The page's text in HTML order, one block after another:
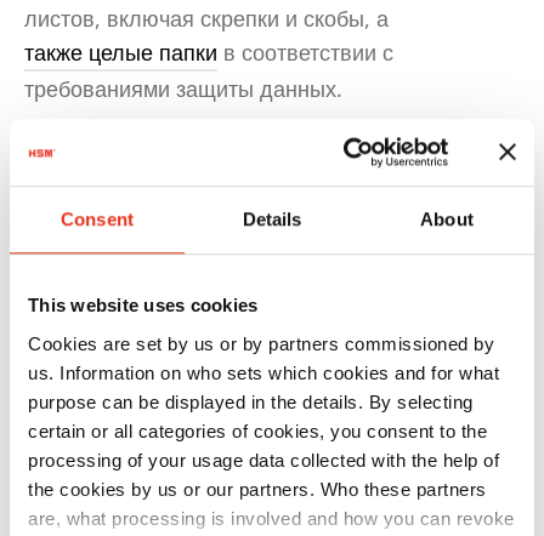
Consent Details About
This website uses cookies
Cookies are set by us or by partners commissioned by
us. Information on who sets which cookies and for what
purpose can be displayed in the details. By selecting
certain or all categories of cookies, you consent to the
processing of your usage data collected with the help of
the cookies by us or our partners. Who these partners
are, what processing is involved and how you can revoke
листов, включая скрепки и скобы, а
также целые папки в соответствии с
требованиями защиты данных.